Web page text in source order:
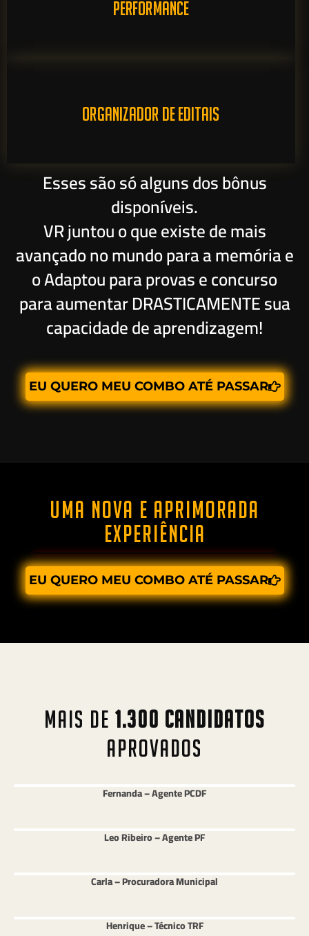
PERFORMANCE
ORGANIZADOR DE EDITAIS
Esses são só alguns dos bônus
disponíveis.
VR juntou o que existe de mais
avançado no mundo para a memória e
o Adaptou para provas e concurso
para aumentar DRASTICAMENTE sua
capacidade de aprendizagem!
EU QUERO MEU COMBO ATÉ PASSAR
UMA NOVA E APRIMORADA
EXPERIÊNCIA
EU QUERO MEU COMBO ATÉ PASSAR
MAIS DE 1.300 CANDIDATOS
APROVADOS
Fernanda – Agente PCDF
Leo Ribeiro – Agente PF
Carla – Procuradora Municipal
Henrique – Técnico TRF